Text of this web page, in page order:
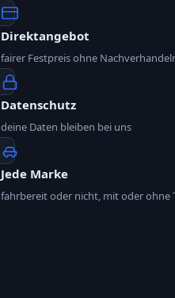
Direktangebot
fairer Festpreis ohne
Datenschutz
deine Daten bleiben bei uns
Jede Marke
fahrbereit oder nicht, mit oder ohne